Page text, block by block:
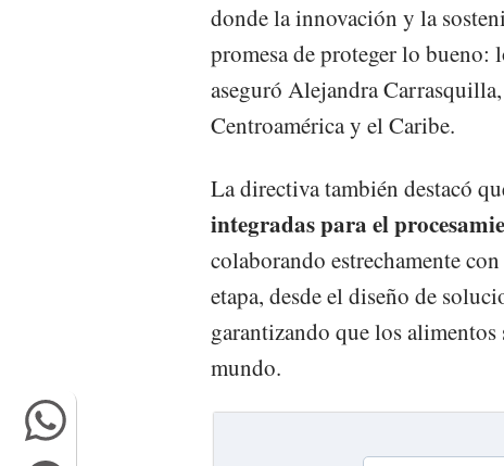
donde la innovación y la
promesa de proteger lo bueno:
aseguró Alejandra
Centroamérica y el Caribe.
La directiva también destacó
integradas para el
colaborando estrechamente
etapa, desde el diseño de
garantizando que los alimentos
mundo.